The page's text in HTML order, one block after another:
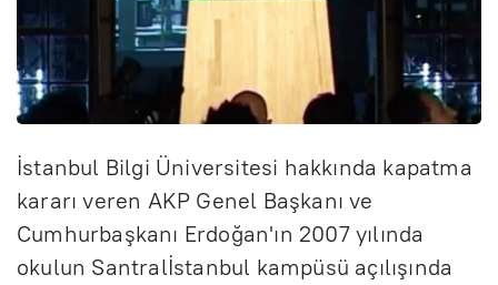
İstanbul Bilgi Üniversitesi hakkında kapatma
kararı veren AKP Genel Başkanı ve
Cumhurbaşkanı Erdoğan'ın 2007 yılında
okulun Santralİstanbul kampüsü açılışında